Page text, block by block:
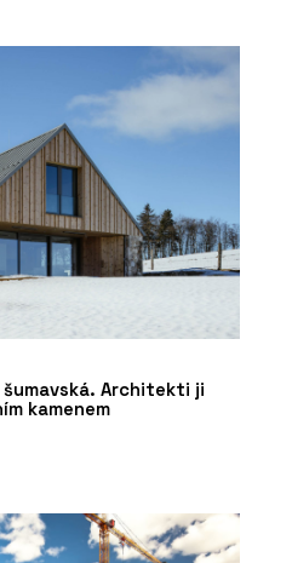
šumavská. Architekti ji
kamenem